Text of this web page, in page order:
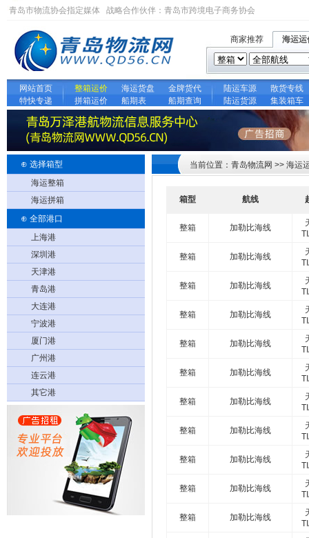
青岛市物流协会指定媒体 战略合作伙伴： 青岛市跨境电子商务协会
商家推荐 海运运
网站首页 整箱运价 海运货盘 金牌货代 陆运车源
散货专线
特快专递
拼箱运价 船期表 船期查询 陆运货源 集装箱车
⊕ 选择箱型
海运整箱
海运拼箱
⊕ 全部港口
上海港
深圳港
天津港
青岛港
大连港
宁波港
厦门港
广州港
连云港
其它港
当前位置：青岛物流网 >> 海运
箱型 航线
整箱 加勒比海线
整箱 加勒比海线
整箱 加勒比海线
整箱 加勒比海线
整箱 加勒比海线
整箱 加勒比海线
整箱 加勒比海线
整箱 加勒比海线
整箱 加勒比海线
整箱 加勒比海线
整箱 加勒比海线